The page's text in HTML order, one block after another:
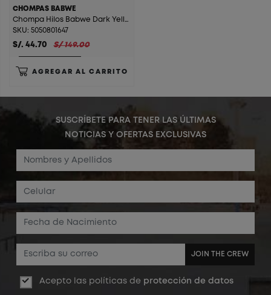
CHOMPAS BABWE
Chompa Hilos Babwe Dark Yellow
SKU: 5050801647
S/. 44.70 S/ 149.00
AGREGAR AL CARRITO
SUSCRÍBETE PARA TENER LAS ÚLTIMAS
NOTICIAS Y OFERTAS EXCLUSIVAS
JOIN THE CREW
Acepto las políticas de protección de datos